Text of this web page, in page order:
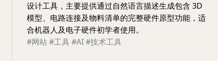
设计工具，主要提供通过自然语言描述生成包含 3D
模型、电路连接及物料清单的完整硬件原型功能，适
合机器人及电子硬件初学者使用。
#网站#工具#AI#技术工具